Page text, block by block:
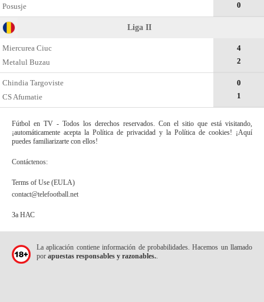
Posusje
0
Liga II
Miercurea Ciuc
Metalul Buzau
4
2
Chindia Targoviste
CS Afumatie
0
1
Fútbol en TV - Todos los derechos reservados. Con el sitio que está visitando,
¡automáticamente acepta la Política de privacidad y la Política de cookies! ¡Aquí
puedes familiarizarte con ellos!
Contáctenos:
Terms of Use (EULA)
contact@telefootball.net
За НАС
La aplicación contiene información de probabilidades. Hacemos un llamado
por apuestas responsables y razonables..